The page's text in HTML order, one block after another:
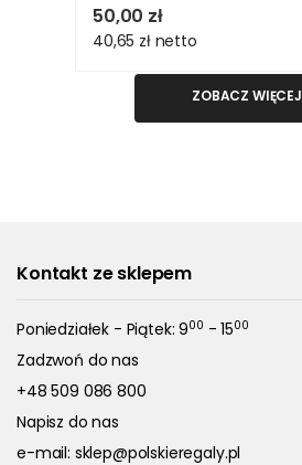
50,00 zł
40,65 zł netto
ZOBACZ WIĘCEJ
Kontakt ze sklepem
Poniedziałek - Piątek: 900 - 1500
Zadzwoń do nas
+48 509 086 800
Napisz do nas
e-mail: sklep@polskieregaly.pl